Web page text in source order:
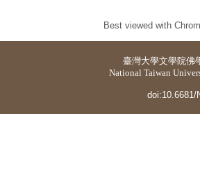
Best viewed with
臺灣大學文學院佛
National Taiwan
doi:10.6681/